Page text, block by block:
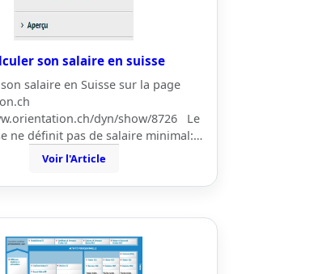
son salaire en suisse
salaire en Suisse sur la page
dyn/show/8726 Le
ne définit pas de salaire minimal:…
Voir l'Article